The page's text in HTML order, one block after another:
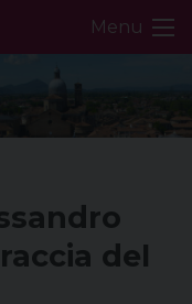
Menu
del